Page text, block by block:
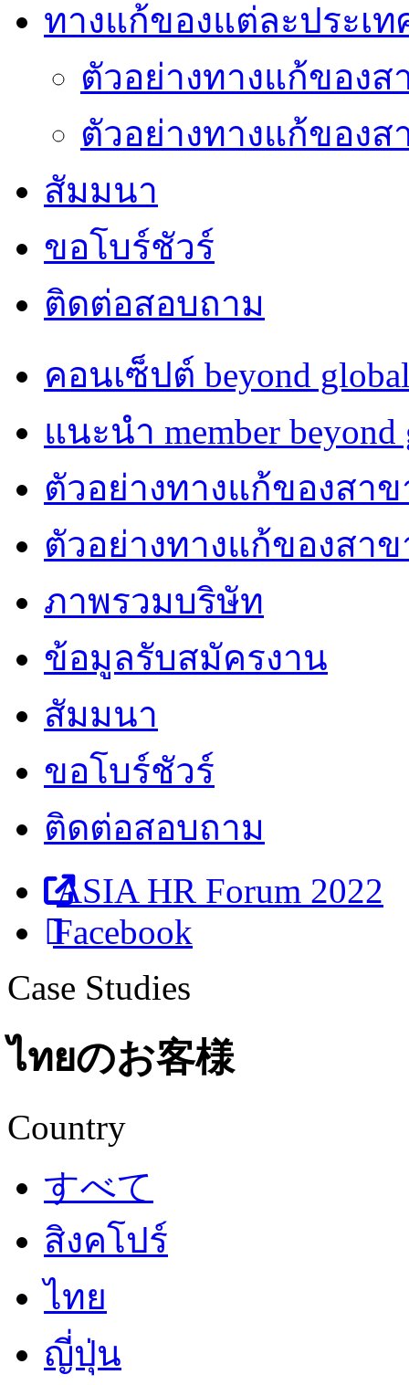
ทางแก้ของแต่ละประเท
ตัวอย่างทางแก้ของส
ตัวอย่างทางแก้ของส
สัมมนา
ขอโบร์ชัวร์
ติดต่อสอบถาม
คอนเซ็ปต์ beyond
แนะนำ member beyond
ตัวอย่างทางแก้ของสา
ตัวอย่างทางแก้ของสา
ภาพรวมบริษัท
ข้อมูลรับสมัครงาน
สัมมนา
ขอโบร์ชัวร์
ติดต่อสอบถาม
ASIA HR Forum 2022
Facebook
Case Studies
ไทยのお客様
Country
すべて
สิงคโปร์
ไทย
ญี่ปุ่น